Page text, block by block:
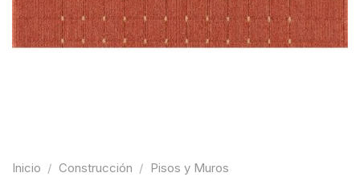
Inicio / Construcción / Pisos y Muros